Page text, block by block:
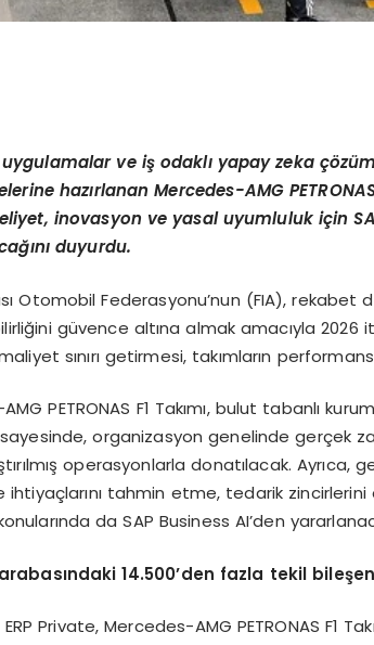
ve iş odaklı yapay zeka çözü
hazırlanan Mercedes-AMG
inovasyon ve yasal uyumluluk için
ğını duyurdu.
Otomobil Federasyonu’nun (FIA), rekabet
güvence altına almak amacıyla 2026
sınırı getirmesi, takımların
PETRONAS F1 Takımı, bulut tabanlı
organizasyon genelinde gerçek
operasyonlarla donatılacak. Ayrıca,
ihtiyaçlarını tahmin etme, tedarik
da SAP Business AI’den
arabasındaki 14.500’den fazla tekil bileş
Private, Mercedes-AMG PETRONAS F1